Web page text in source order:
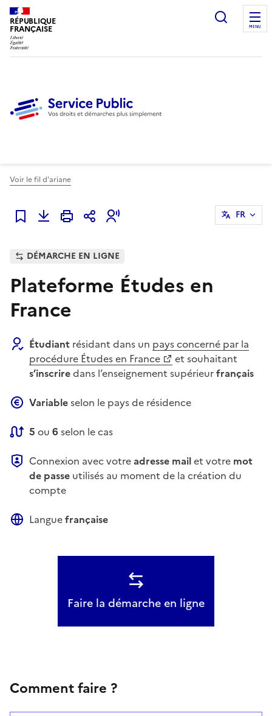
RÉPUBLIQUE
FRANÇAISE
Ouvrir
MENU
Voir le fil d'ariane
Ajouter à mes favoris
FR
DÉMARCHE EN LIGNE
Plateforme Études en
France
Étudiant résidant dans un pays concerné par la
procédure Études en France
et souhaitant
s’inscriredans l’enseignement supérieurfrançais
Variableselon le pays de résidence
5 ou 6 selon le cas
Connexion avec votreadresse mailet votre mot
de passe utilisés au moment de la création du
compte
Languefrançaise
Faire la démarche en ligne
Comment faire ?